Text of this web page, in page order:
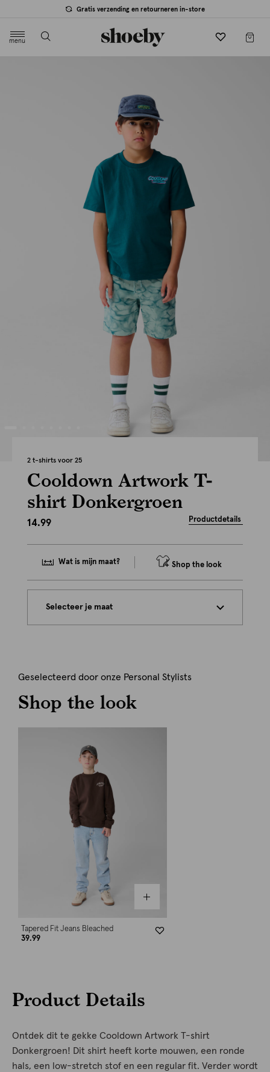
Gratis verzending en retourneren in-store
menu
2 t-shirts voor 25
Cooldown Artwork T-
shirt Donkergroen
14.99 Productdetails
Wat is mijn maat? Shop the look
Selecteer je maat
Geselecteerd door onze Personal Stylists
Shop the look
Tapered Fit Jeans Bleached
39.99
Product Details
Ontdek dit te gekke Cooldown Artwork T-shirt
Donkergroen! Dit shirt heeft korte mouwen, een ronde
hals, een low-stretch stof en een regular fit. Verder wordt